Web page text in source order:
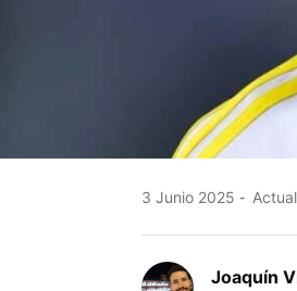
3 Junio 2025
Joaquín